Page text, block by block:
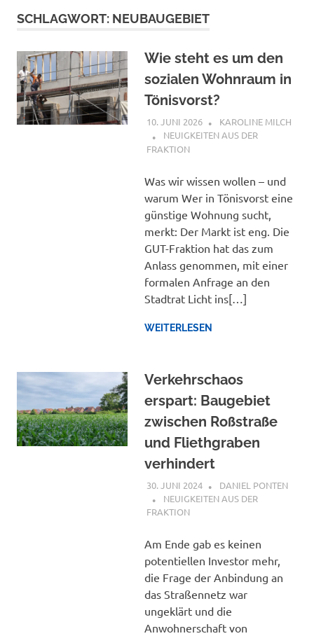
SCHLAGWORT: NEUBAUGEBIET
Wie steht es um den
sozialen Wohnraum in
Tönisvorst?
10. JUNI 2026
KAROLINE MILCH
NEUIGKEITEN AUS DER
FRAKTION
Was wir wissen wollen – und
warum Wer in Tönisvorst eine
günstige Wohnung sucht,
merkt: Der Markt ist eng. Die
GUT-Fraktion hat das zum
Anlass genommen, mit einer
formalen Anfrage an den
Stadtrat Licht ins[…]
WEITERLESEN
Verkehrschaos
erspart: Baugebiet
zwischen Roßstraße
und Fliethgraben
verhindert
30. JUNI 2024
DANIEL PONTEN
NEUIGKEITEN AUS DER
FRAKTION
Am Ende gab es keinen
potentiellen Investor mehr,
die Frage der Anbindung an
das Straßennetz war
ungeklärt und die
Anwohnerschaft von